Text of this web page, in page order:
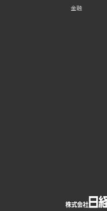
金融